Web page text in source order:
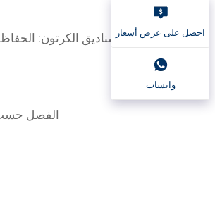
صناديق الكرتون:
الفصل حسب
احصل على عرض أسعار
واتساب